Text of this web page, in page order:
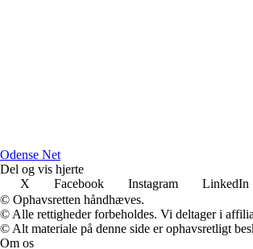
Odense Net
Del og vis hjerte
X
Facebook Instagram LinkedIn
© Ophavsretten håndhæves.
© Alle rettigheder forbeholdes. Vi deltager i
© Alt materiale på denne side er ophavsretligt
Om os